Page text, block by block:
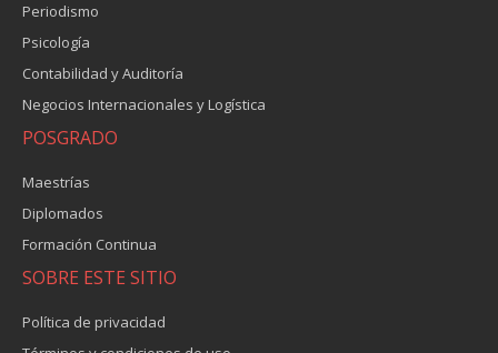
Periodismo
Psicología
Contabilidad y Auditoría
Negocios Internacionales y Logística
POSGRADO
Maestrías
Diplomados
Formación Continua
SOBRE ESTE SITIO
Política de privacidad